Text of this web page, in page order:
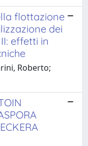
flottazione
dei
effetti in
Roberto;